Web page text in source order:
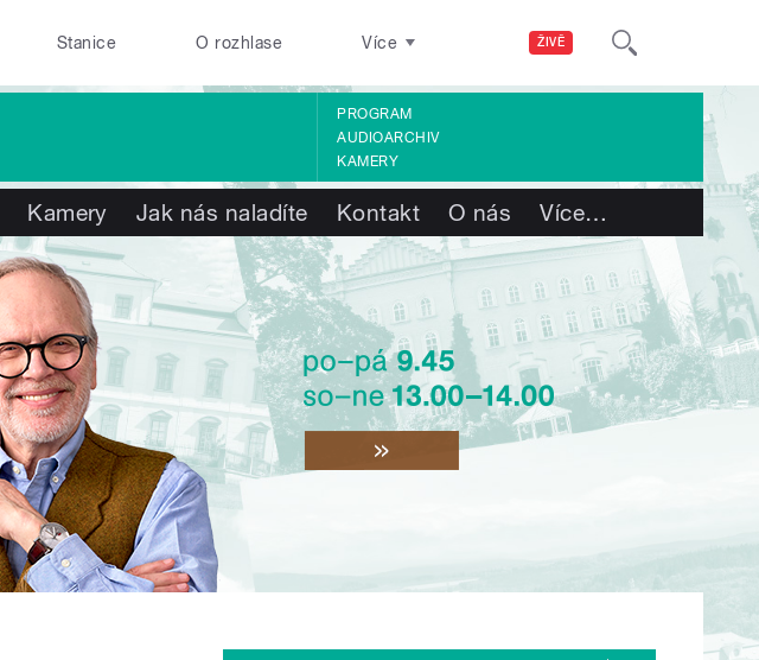
ŽIVĚ
Stanice O rozhlase Více
PROGRAM
AUDIOARCHIV
KAMERY
Kamery Jak nás naladíte Kontakt O nás Více…